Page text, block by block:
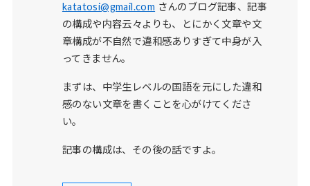
katatosi@gmail.com さんのブログ記事、記事
の構成や内容云々よりも、とにかく文章や文
章構成が不自然で違和感ありすぎて中身が入
ってきません。
まずは、中学生レベルの国語を元にした違和
感のない文章を書くことを心がけてくださ
い。
記事の構成は、その後の話ですよ。